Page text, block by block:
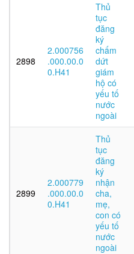
2898
2.000756
.000.00.0
0.H41
Thủ
tục
đăng
ký
chấm
dứt
giám
hộ có
yếu tố
nước
ngoài
2899
2.000779
.000.00.0
0.H41
Thủ
tục
đăng
ký
nhận
cha,
mẹ,
con có
yếu tố
nước
ngoài